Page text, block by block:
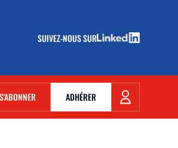
SUIVEZ-NOUS SUR
(NOUVELLE FENÊTRE)
S'ABONNER(NOUVELLE FENÊTRE)
ADHÉRER